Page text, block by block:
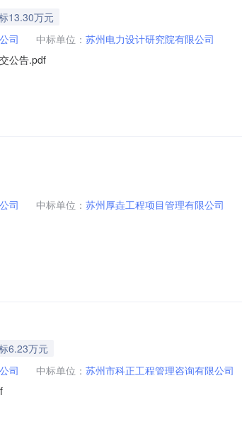
13.30万元
司 中标单位： 苏州电力设计研究院有限公司
公告.pdf
司 中标单位： 苏州厚垚工程项目管理有限公司
6.23万元
司 中标单位： 苏州市科正工程管理咨询有限公司